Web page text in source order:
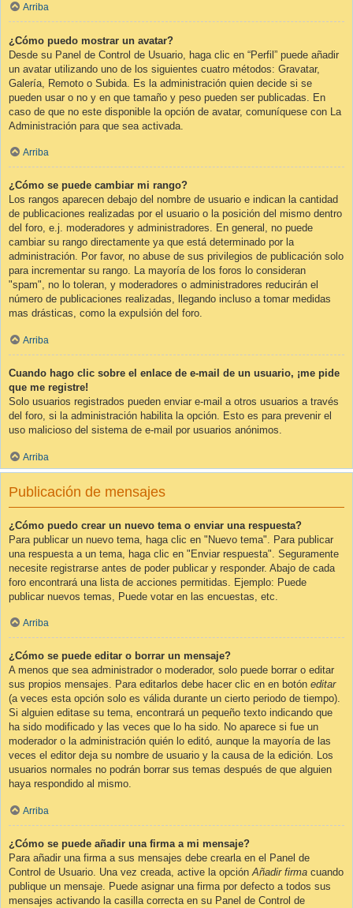
Arriba
¿Cómo puedo mostrar un avatar?
Desde su Panel de Control de Usuario, haga clic en “Perfil” puede añadir
un avatar utilizando uno de los siguientes cuatro métodos: Gravatar,
Galería, Remoto o Subida. Es la administración quien decide si se
pueden usar o no y en que tamaño y peso pueden ser publicadas. En
caso de que no este disponible la opción de avatar, comuníquese con La
Administración para que sea activada.
Arriba
¿Cómo se puede cambiar mi rango?
Los rangos aparecen debajo del nombre de usuario e indican la cantidad
de publicaciones realizadas por el usuario o la posición del mismo dentro
del foro, e.j. moderadores y administradores. En general, no puede
cambiar su rango directamente ya que está determinado por la
administración. Por favor, no abuse de sus privilegios de publicación solo
para incrementar su rango. La mayoría de los foros lo consideran
"spam", no lo toleran, y moderadores o administradores reducirán el
número de publicaciones realizadas, llegando incluso a tomar medidas
mas drásticas, como la expulsión del foro.
Arriba
Cuando hago clic sobre el enlace de e-mail de un usuario, ¡me pide
que me registre!
Solo usuarios registrados pueden enviar e-mail a otros usuarios a través
del foro, si la administración habilita la opción. Esto es para prevenir el
uso malicioso del sistema de e-mail por usuarios anónimos.
Arriba
Publicación de mensajes
¿Cómo puedo crear un nuevo tema o enviar una respuesta?
Para publicar un nuevo tema, haga clic en "Nuevo tema". Para publicar
una respuesta a un tema, haga clic en "Enviar respuesta". Seguramente
necesite registrarse antes de poder publicar y responder. Abajo de cada
foro encontrará una lista de acciones permitidas. Ejemplo: Puede
publicar nuevos temas, Puede votar en las encuestas, etc.
Arriba
¿Cómo se puede editar o borrar un mensaje?
A menos que sea administrador o moderador, solo puede borrar o editar
sus propios mensajes. Para editarlos debe hacer clic en en botón editar
(a veces esta opción solo es válida durante un cierto periodo de tiempo).
Si alguien editase su tema, encontrará un pequeño texto indicando que
ha sido modificado y las veces que lo ha sido. No aparece si fue un
moderador o la administración quién lo editó, aunque la mayoría de las
veces el editor deja su nombre de usuario y la causa de la edición. Los
usuarios normales no podrán borrar sus temas después de que alguien
haya respondido al mismo.
Arriba
¿Cómo se puede añadir una firma a mi mensaje?
Para añadir una firma a sus mensajes debe crearla en el Panel de
Control de Usuario. Una vez creada, active la opciónAñadir firma cuando
publique un mensaje. Puede asignar una firma por defecto a todos sus
mensajes activando la casilla correcta en su Panel de Control de